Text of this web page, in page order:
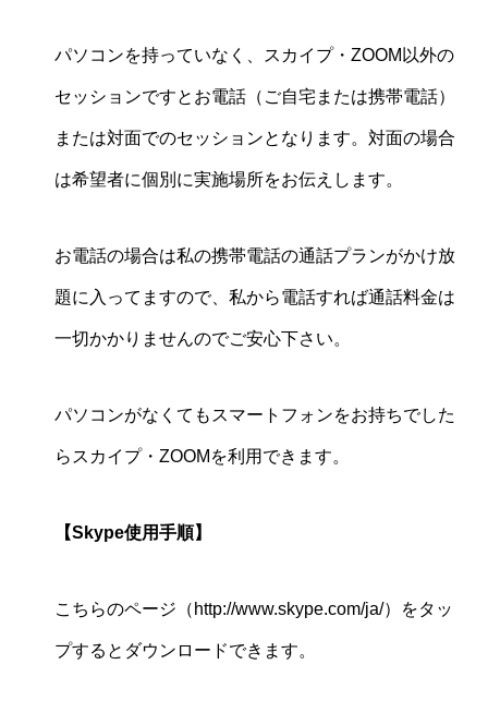
パソコンを持っていなく、スカイプ・ZOOM以外の
セッションですとお電話（ご自宅または携帯電話）
または対面でのセッションとなります。対面の場合
は希望者に個別に実施場所をお伝えします。
お電話の場合は私の携帯電話の通話プランがかけ放
題に入ってますので、私から電話すれば通話料金は
一切かかりませんのでご安心下さい。
パソコンがなくてもスマートフォンをお持ちでした
らスカイプ・ZOOMを利用できます。
【Skype使用手順】
こちらのページ（ http://www.skype.com/ja/）をタッ
プするとダウンロードできます。